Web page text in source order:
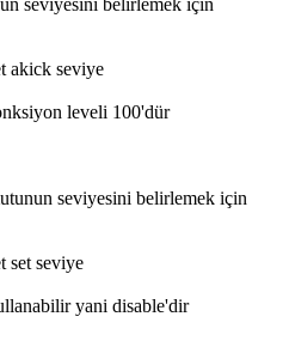
seviyesini belirlemek için
akick seviye
leveli 100'dür
seviyesini belirlemek için
set seviye
yani disable'dir